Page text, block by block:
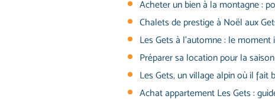
Acheter un bien à la montagne :
Chalets de prestige à Noël aux
Les Gets à l’automne : le
Préparer sa location pour la
Les Gets, un village alpin où il fait
Achat appartement Les Gets :